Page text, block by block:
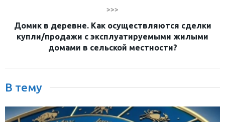
>>>
Домик в деревне. Как осуществляются сделки
купли/продажи с эксплуатируемыми жилыми
домами в сельской местности?
В тему